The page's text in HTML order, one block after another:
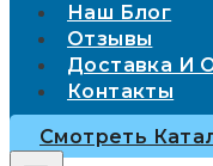
Наш Блог
Отзывы
Доставка И
Контакты
Смотреть